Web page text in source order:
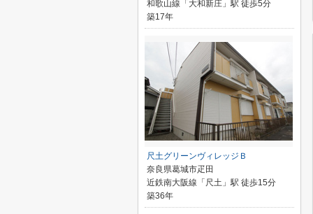
和歌山線「大和新庄」駅 徒歩5分
築17年
尺土グリーンヴィレッジＢ
奈良県葛城市疋田
近鉄南大阪線「尺土」駅 徒歩15分
築36年